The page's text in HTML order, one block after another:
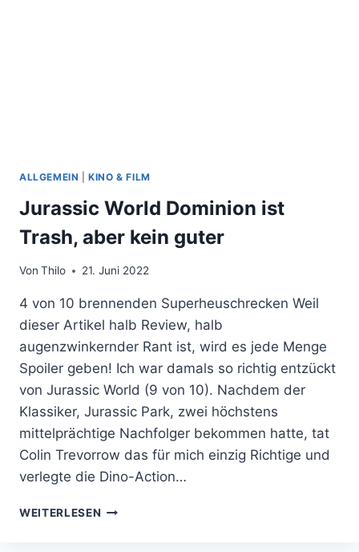
ALLGEMEIN |KINO & FILM
Jurassic World Dominion ist
Trash, aber kein guter
Von Thilo 21. Juni 2022
4 von 10 brennenden Superheuschrecken Weil
dieser Artikel halb Review, halb
augenzwinkernder Rant ist, wird es jede Menge
Spoiler geben! Ich war damals so richtig entzückt
von Jurassic World (9 von 10). Nachdem der
Klassiker, Jurassic Park, zwei höchstens
mittelprächtige Nachfolger bekommen hatte, tat
Colin Trevorrow das für mich einzig Richtige und
verlegte die Dino-Action…
WEITERLESEN JURASSIC